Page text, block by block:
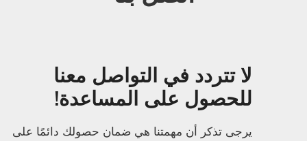
لا تتردد في التواصل معنا
للحصول على المساعدة!
يرجى تذكر أن مهمتنا هي ضمان حصولك دائمًا على